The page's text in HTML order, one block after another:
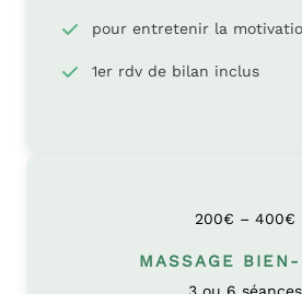
pour entretenir la
1er rdv de bilan inclus
200€ – 400€
MASSAGE BIEN-